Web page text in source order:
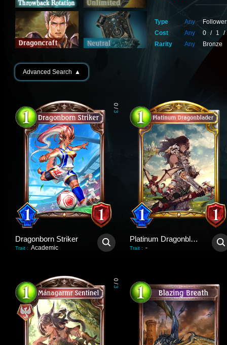
Type Any
Cost
Any 0 / 1
/
Rarity
Any Bronze
Advanced Search ▲
0
/
3
Dragonborn Striker
Trait : Academic
Platinum Dragonblader
Trait : -
0
/
3